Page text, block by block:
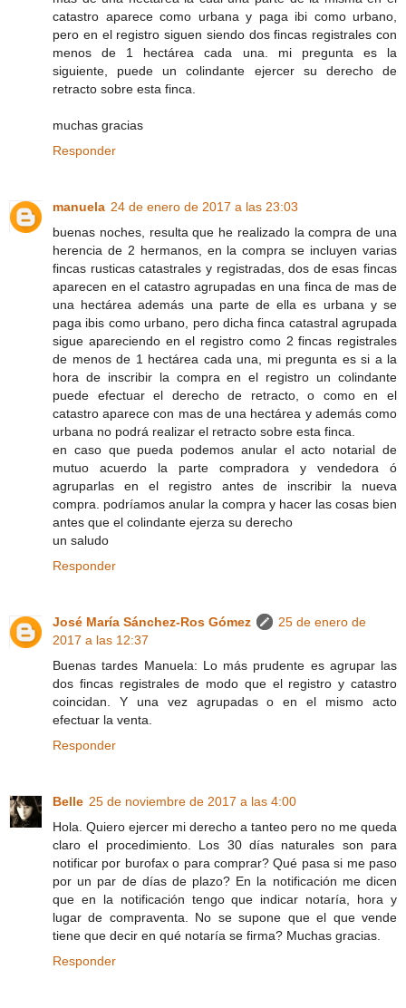
catastro aparece como urbana y paga ibi como urbano,
pero en el registro siguen siendo dos fincas registrales con
menos de 1 hectárea cada una. mi pregunta es la
siguiente, puede un colindante ejercer su derecho de
retracto sobre esta finca.
muchas gracias
Responder
manuela 24 de enero de 2017 a las 23:03
buenas noches, resulta que he realizado la compra de una
herencia de 2 hermanos, en la compra se incluyen varias
fincas rusticas catastrales y registradas, dos de esas fincas
aparecen en el catastro agrupadas en una finca de mas de
una hectárea además una parte de ella es urbana y se
paga ibis como urbano, pero dicha finca catastral agrupada
sigue apareciendo en el registro como 2 fincas registrales
de menos de 1 hectárea cada una, mi pregunta es si a la
hora de inscribir la compra en el registro un colindante
puede efectuar el derecho de retracto, o como en el
catastro aparece con mas de una hectárea y además como
urbana no podrá realizar el retracto sobre esta finca.
en caso que pueda podemos anular el acto notarial de
mutuo acuerdo la parte compradora y vendedora ó
agruparlas en el registro antes de inscribir la nueva
compra. podríamos anular la compra y hacer las cosas bien
antes que el colindante ejerza su derecho
un saludo
Responder
José María Sánchez-Ros Gómez
25 de enero de
2017 a las 12:37
Buenas tardes Manuela: Lo más prudente es agrupar las
dos fincas registrales de modo que el registro y catastro
coincidan. Y una vez agrupadas o en el mismo acto
efectuar la venta.
Responder
Belle 25 de noviembre de 2017 a las 4:00
Hola. Quiero ejercer mi derecho a tanteo pero no me queda
claro el procedimiento. Los 30 días naturales son para
notificar por burofax o para comprar? Qué pasa si me paso
por un par de días de plazo? En la notificación me dicen
que en la notificación tengo que indicar notaría, hora y
lugar de compraventa. No se supone que el que vende
tiene que decir en qué notaría se firma? Muchas gracias.
Responder